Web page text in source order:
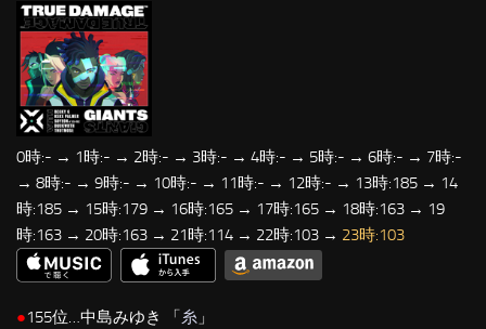
0時:- → 1時:- → 2時:- → 3時:- → 4時:- → 5時:- → 6時:- → 7時:-
→ 8時:- → 9時:- → 10時:- → 11時:- → 12時:- → 13時:185 → 14
時:185 → 15時:179 → 16時:165 → 17時:165 → 18時:163 → 19
時:163 → 20時:163 → 21時:114 → 22時:103 → 23時:103
●155位…中島みゆき 「 糸 」